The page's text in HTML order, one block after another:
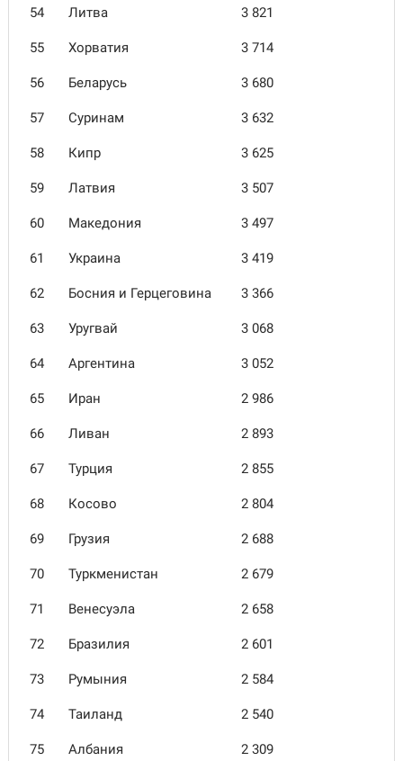
54 Литва 3 821
55 Хорватия 3 714
56 Беларусь 3 680
57 Суринам 3 632
58 Кипр 3 625
59 Латвия 3 507
60 Македония 3 497
61 Украина 3 419
62 Босния и Герцеговина 3 366
63 Уругвай 3 068
64 Аргентина 3 052
65 Иран 2 986
66 Ливан 2 893
67 Турция 2 855
68 Косово 2 804
69 Грузия 2 688
70 Туркменистан 2 679
71 Венесуэла 2 658
72 Бразилия 2 601
73 Румыния 2 584
74 Таиланд 2 540
75 Албания 2 309